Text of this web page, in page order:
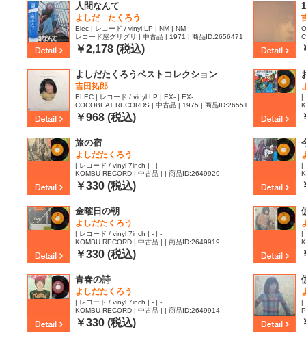
人間なんて
よしだ たくろう
Elec | レコード / vinyl LP | NM | NM
レコード屋グリグリ | 中古品 | 1971 | 商品ID:2656471
￥2,178 (税込)
よしだたくろうベストコレクション
吉田拓郎
ELEC | レコード / vinyl LP | EX- | EX-
COCOBEAT RECORDS | 中古品 | 1975 | 商品ID:26551
66
￥968 (税込)
|
旅の宿
よしだたくろう
| レコード / vinyl 7inch | - | -
KOMBU RECORD | 中古品 | | 商品ID:2649929
￥330 (税込)
|
金曜日の朝
よしだたくろう
| レコード / vinyl 7inch | - | -
KOMBU RECORD | 中古品 | | 商品ID:2649919
￥330 (税込)
|
青春の詩
よしだたくろう
| レコード / vinyl 7inch | - | -
KOMBU RECORD | 中古品 | | 商品ID:2649914
￥330 (税込)
|